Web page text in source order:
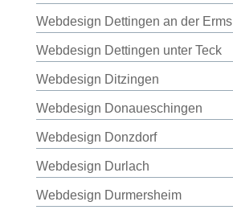
Webdesign Dettingen an der Erms
Webdesign Dettingen unter Teck
Webdesign Ditzingen
Webdesign Donaueschingen
Webdesign Donzdorf
Webdesign Durlach
Webdesign Durmersheim